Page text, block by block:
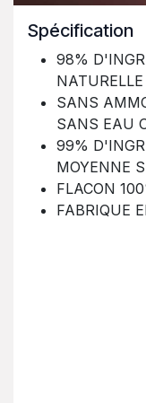
Spécification
98%
NATURELLE
SANS
SANS EAU
99%
MOYENNE
FLACON
FABRIQUE